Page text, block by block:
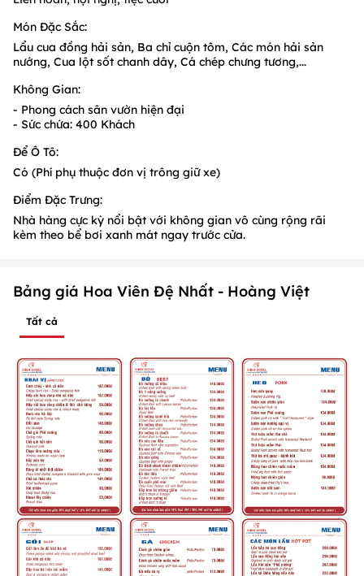
Món Đặc Sắc:
Lẩu cua đồng hải sản, Ba chỉ cuộn tôm, Các món hải sản
nướng, Cua lột sốt chanh dây, Cá chép chưng tương,...
Không Gian:
- Phong cách sân vườn hiện đại
- Sức chứa: 400 Khách
Để Ô Tô:
Có (Phí phụ thuộc đơn vị trông giữ xe)
Điểm Đặc Trưng:
Nhà hàng cực kỳ nổi bật với không gian vô cùng rộng rãi
kèm theo bể bơi xanh mát ngay trước cửa.
Bảng giá Hoa Viên Đệ Nhất - Hoàng Việt
Tất cả